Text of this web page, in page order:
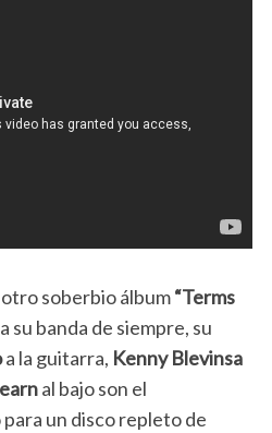
soberbio álbum“Terms
su banda de siempre, su
a la guitarra, Kenny Blevinsa
al bajo son el
un disco repleto de